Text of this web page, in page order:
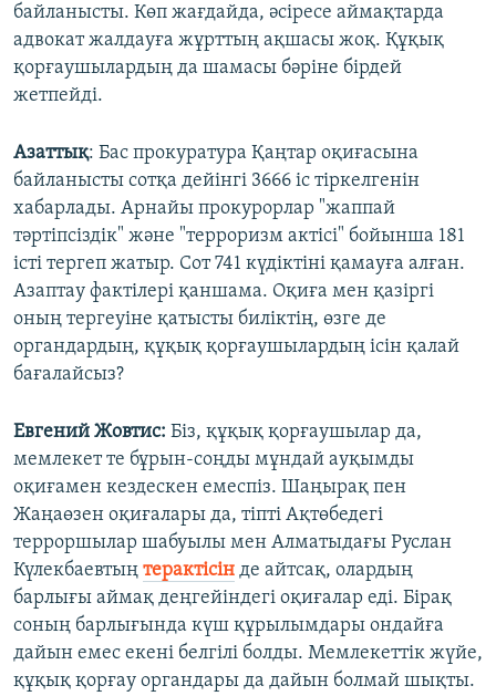
байланысты. Көп жағдайда, әсіресе аймақтарда
адвокат жалдауға жұрттың ақшасы жоқ. Құқық
қорғаушылардың да шамасы бәріне бірдей
жетпейді.
Азаттық: Бас прокуратура Қаңтар оқиғасына
байланысты сотқа дейінгі 3666 іс тіркелгенін
хабарлады. Арнайы прокурорлар "жаппай
тәртіпсіздік" және "терроризм актісі" бойынша 181
істі тергеп жатыр. Сот 741 күдіктіні қамауға алған.
Азаптау фактілері қаншама. Оқиға мен қазіргі
оның тергеуіне қатысты биліктің, өзге де
органдардың, құқық қорғаушылардың ісін қалай
бағалайсыз?
Евгений Жовтис: Біз, құқық қорғаушылар да,
мемлекет те бұрын-соңды мұндай ауқымды
оқиғамен кездескен емеспіз. Шаңырақ пен
Жаңаөзен оқиғалары да, тіпті Ақтөбедегі
терроршылар шабуылы мен Алматыдағы Руслан
Күлекбаевтың терактісін де айтсақ, олардың
барлығы аймақ деңгейіндегі оқиғалар еді. Бірақ
соның барлығында күш құрылымдары ондайға
дайын емес екені белгілі болды. Мемлекеттік жүйе,
құқық қорғау органдары да дайын болмай шықты.